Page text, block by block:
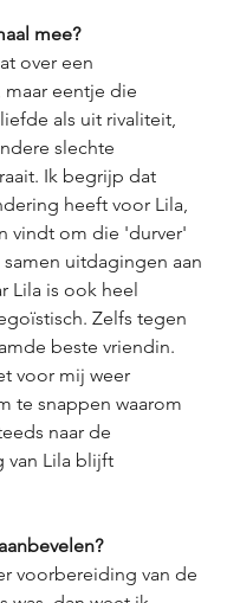
mee?
over een
maar eentje die
als uit rivaliteit,
slechte
Ik begrijp dat
heeft voor Lila,
vindt om die 'durver'
uitdagingen aan
Lila is ook heel
Zelfs tegen
beste vriendin.
voor mij weer
te snappen waarom
naar de
van Lila blijft
voorbereiding van de